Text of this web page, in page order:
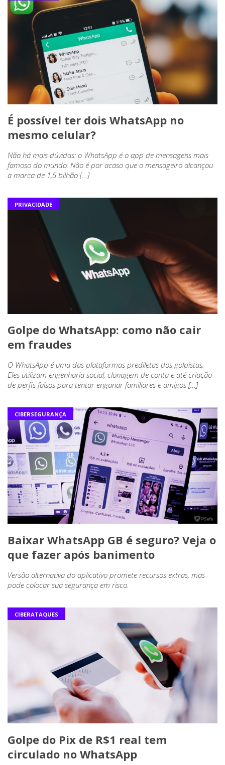
É possível ter dois WhatsApp no
mesmo celular?
Não há mais dúvidas: o WhatsApp é o app de mensagens mais
famoso do mundo. Não é por acaso que o mensageiro alcançou
a marca de 1,5 bilhão […]
PRIVACIDADE
Golpe do WhatsApp: como não cair
em fraudes
O WhatsApp é uma das plataformas prediletas dos golpistas.
Eles utilizam engenharia social, clonagem de conta e até criação
de perfis falsos para tentar enganar familiares e amigos […]
CIBERSEGURANÇA
Baixar WhatsApp GB é seguro? Veja o
que fazer após banimento
Versão alternativa do aplicativo promete recursos extras, mas
pode colocar sua segurança em risco.
CIBERATAQUES
Golpe do Pix de R$1 real tem
circulado no WhatsApp